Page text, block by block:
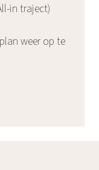
in traject)
weer op te